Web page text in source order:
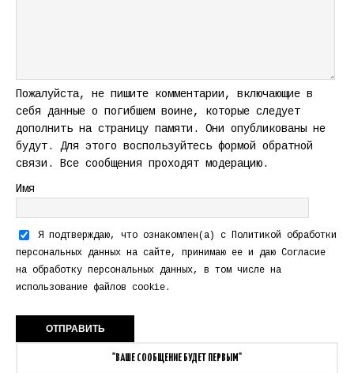
Пожалуйста, не пишите комментарии, включающие в
себя данные о погибшем воине, которые следует
дополнить на страницу памяти. Они опубликованы не
будут. Для этого воспользуйтесь формой обратной
связи. Все сообщения проходят модерацию.
Имя
Я подтверждаю, что ознакомлен(а) с Политикой обработки
персональных данных на сайте, принимаю ее и даю Согласие
на обработку персональных данных, в том числе на
использование файлов cookie.
"ВАШЕ СООБЩЕНИЕ БУДЕТ ПЕРВЫМ"